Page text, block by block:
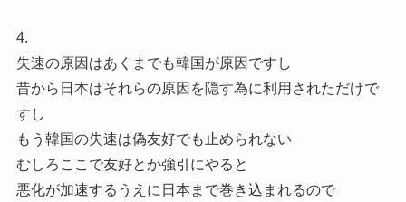
4.
失速の原因はあくまでも韓国が原因ですし
昔から日本はそれらの原因を隠す為に利用されただけで
すし
もう韓国の失速は偽友好でも止められない
むしろここで友好とか強引にやると
悪化が加速するうえに日本まで巻き込まれるので